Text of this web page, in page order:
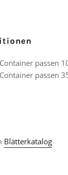
passen
passen
Blätterkatalog